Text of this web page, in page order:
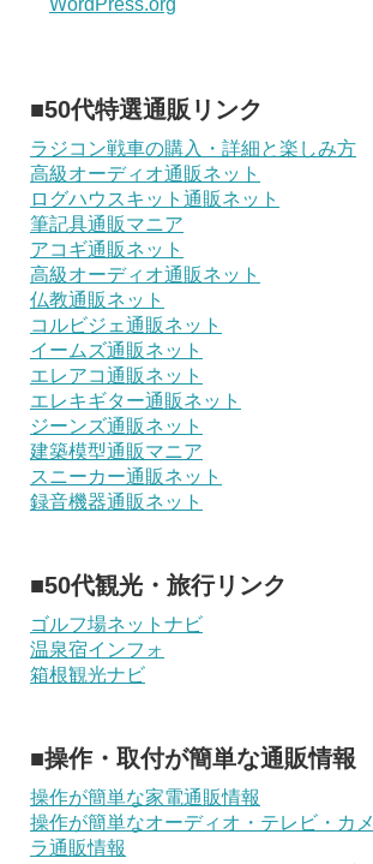
WordPress.org
■50代特選通販リンク
ラジコン戦車の購入・詳細と楽しみ方
高級オーディオ通販ネット
ログハウスキット通販ネット
筆記具通販マニア
アコギ通販ネット
高級オーディオ通販ネット
仏教通販ネット
コルビジェ通販ネット
イームズ通販ネット
エレアコ通販ネット
エレキギター通販ネット
ジーンズ通販ネット
建築模型通販マニア
スニーカー通販ネット
録音機器通販ネット
■50代観光・旅行リンク
ゴルフ場ネットナビ
温泉宿インフォ
箱根観光ナビ
■操作・取付が簡単な通販情報
操作が簡単な家電通販情報
操作が簡単なオーディオ・テレビ・カメ
ラ通販情報